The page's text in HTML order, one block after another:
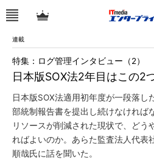
連載
日本版SOX法2年目はこの2
特集：ログ管理インタビュー（2）
日本版SOX法適用初年度が一段落し
部統制報告書を提出し続けなければ
リソースが削減された現状で、どう
ればよいのか。あらた監査法人代表
順哉氏に話を聞いた。